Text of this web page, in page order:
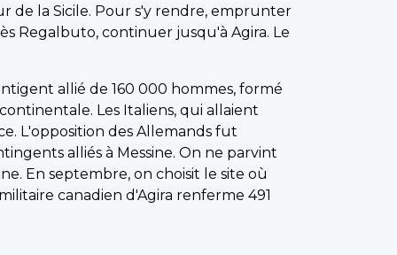
de la Sicile. Pour s'y rendre, emprunter
Regalbuto, continuer jusqu'à Agira. Le
allié de 160 000 hommes, formé
Les Italiens, qui allaient
L'opposition des Allemands fut
alliés à Messine. On ne parvint
En septembre, on choisit le site où
canadien d'Agira renferme 491